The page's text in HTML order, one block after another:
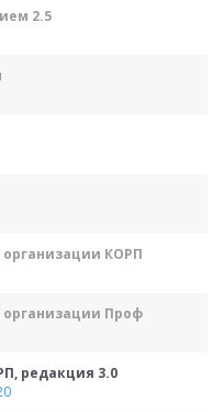
2.5
КОРП
организации Проф
редакция 3.0